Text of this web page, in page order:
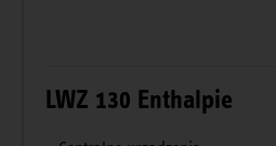
LWZ 130 Enthalpie